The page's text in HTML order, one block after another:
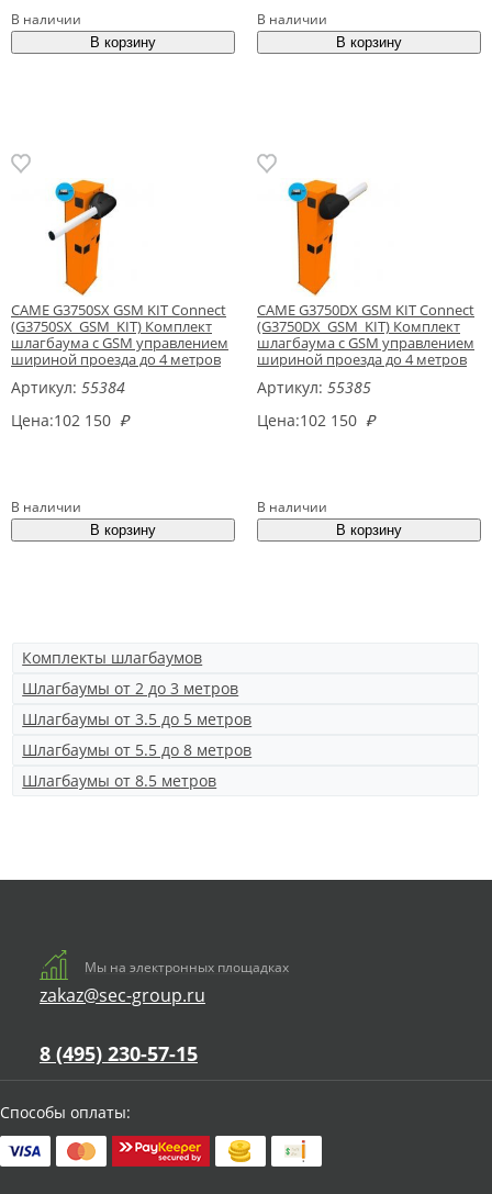
В наличии В наличии
CAME G3750SX GSM KIT Connect
(G3750SX_GSM_KIT) Комплект
шлагбаума с GSM управлением
шириной проезда до 4 метров
Артикул: 55384
Цена:102 150 ₽
В наличии
CAME G3750DX GSM KIT Connect
(G3750DX_GSM_KIT) Комплект
шлагбаума с GSM управлением
шириной проезда до 4 метров
Артикул: 55385
Цена:102 150 ₽
В наличии
Комплекты шлагбаумов
Шлагбаумы от 2 до 3 метров
Шлагбаумы от 3.5 до 5 метров
Шлагбаумы от 5.5 до 8 метров
Шлагбаумы от 8.5 метров
Мы на электронных площадках
zakaz@sec-group.ru
8 (495) 230-57-15
Способы оплаты: